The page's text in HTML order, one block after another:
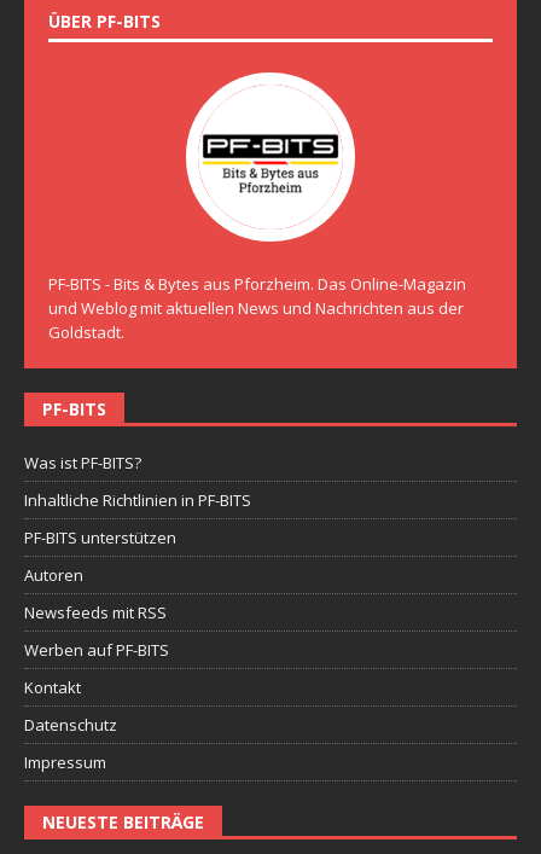
ÜBER PF-BITS
PF-BITS - Bits & Bytes aus Pforzheim. Das Online-Magazin
und Weblog mit aktuellen News und Nachrichten aus der
Goldstadt.
PF-BITS
Was ist PF-BITS?
Inhaltliche Richtlinien in PF-BITS
PF-BITS unterstützen
Autoren
Newsfeeds mit RSS
Werben auf PF-BITS
Kontakt
Datenschutz
Impressum
NEUESTE BEITRÄGE